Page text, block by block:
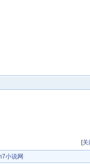
[关
小说网